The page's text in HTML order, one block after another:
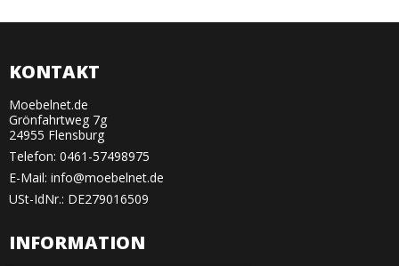
KONTAKT
Moebelnet.de
Grönfahrtweg 7g
24955 Flensburg
Telefon: 0461-57498975
E-Mail: info@moebelnet.de
USt-IdNr.: DE279016509
INFORMATION